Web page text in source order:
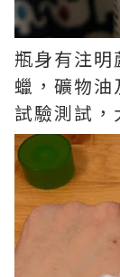
瓶身有注
蠟，礦物油
試驗測試，